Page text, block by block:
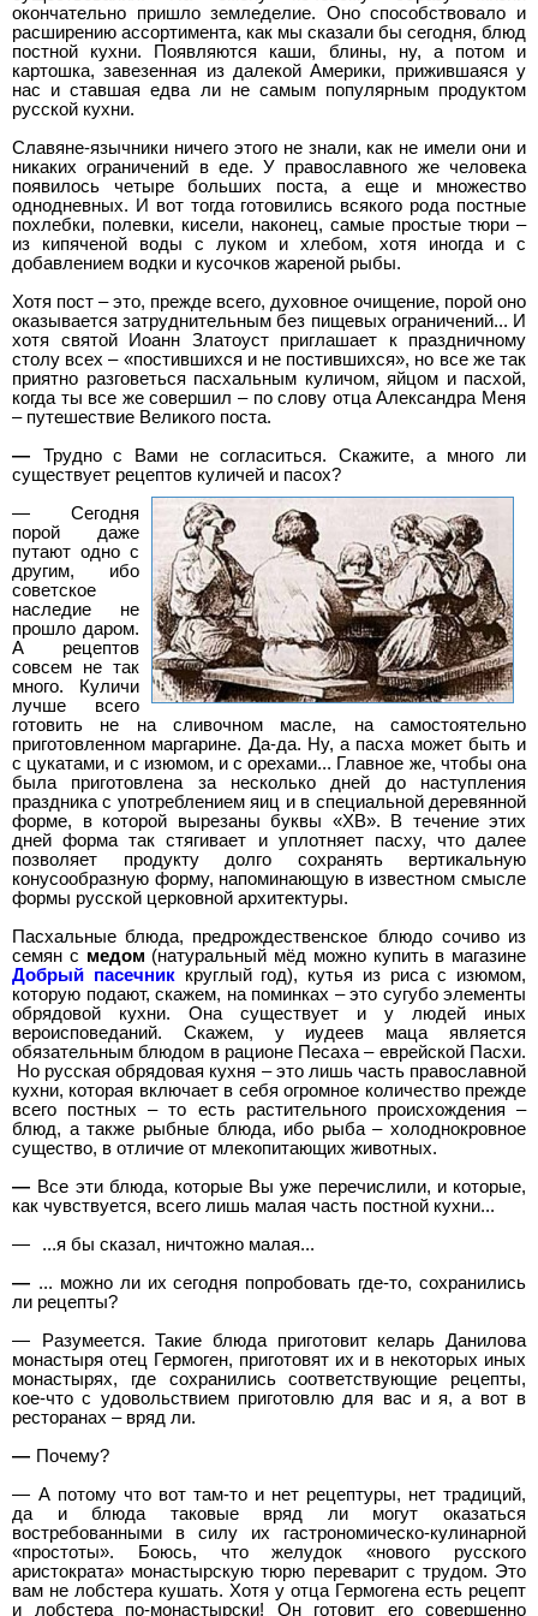
окончательно пришло земледелие. Оно способствовало и
расширению ассортимента, как мы сказали бы сегодня, блюд
постной кухни. Появляются каши, блины, ну, а потом и
картошка, завезенная из далекой Америки, прижившаяся у
нас и ставшая едва ли не самым популярным продуктом
русской кухни.
Славяне-язычники ничего этого не знали, как не имели они и
никаких ограничений в еде. У православного же человека
появилось четыре больших поста, а еще и множество
однодневных. И вот тогда готовились всякого рода постные
похлебки, полевки, кисели, наконец, самые простые тюри –
из кипяченой воды с луком и хлебом, хотя иногда и с
добавлением водки и кусочков жареной рыбы.
Хотя пост – это, прежде всего, духовное очищение, порой оно
оказывается затруднительным без пищевых ограничений... И
хотя святой Иоанн Златоуст приглашает к праздничному
столу всех – «постившихся и не постившихся», но все же так
приятно разговеться пасхальным куличом, яйцом и пасхой,
когда ты все же совершил – по слову отца Александра Меня
– путешествие Великого поста.
— Трудно с Вами не согласиться. Скажите, а много ли
существует рецептов куличей и пасох?
— Сегодня
порой даже
путают одно с
другим, ибо
советское
наследие не
прошло даром.
А рецептов
совсем не так
много. Куличи
лучше всего
готовить не на сливочном масле, на самостоятельно
приготовленном маргарине. Да-да. Ну, а пасха может быть и
с цукатами, и с изюмом, и с орехами... Главное же, чтобы она
была приготовлена за несколько дней до наступления
праздника с употреблением яиц и в специальной деревянной
форме, в которой вырезаны буквы «ХВ». В течение этих
дней форма так стягивает и уплотняет пасху, что далее
позволяет продукту долго сохранять вертикальную
конусообразную форму, напоминающую в известном смысле
формы русской церковной архитектуры.
Пасхальные блюда, предрождественское блюдо сочиво из
семян с медом (натуральный мёд можно купить в магазине
Добрый пасечниккруглый год), кутья из риса с изюмом,
которую подают, скажем, на поминках – это сугубо элементы
обрядовой кухни. Она существует и у людей иных
вероисповеданий. Скажем, у иудеев маца является
обязательным блюдом в рационе Песаха – еврейской Пасхи.
Но русская обрядовая кухня – это лишь часть православной
кухни, которая включает в себя огромное количество прежде
всего постных – то есть растительного происхождения –
блюд, а также рыбные блюда, ибо рыба – холоднокровное
существо, в отличие от млекопитающих животных.
— Все эти блюда, которые Вы уже перечислили, и которые,
как чувствуется, всего лишь малая часть постной кухни...
— ...я бы сказал, ничтожно малая...
— ... можно ли их сегодня попробовать где-то, сохранились
ли рецепты?
—
Разумеется. Такие блюда приготовит келарь Данилова
монастыря отец Гермоген, приготовят их и в некоторых иных
монастырях, где сохранились соответствующие рецепты,
кое-что с удовольствием приготовлю для вас и я, а вот в
ресторанах – вряд ли.
— Почему?
—А потому что вот там-то и нет рецептуры, нет традиций,
да и блюда таковые вряд ли могут оказаться
востребованными в силу их гастрономическо-кулинарной
«простоты». Боюсь, что желудок «нового русского
аристократа» монастырскую тюрю переварит с трудом. Это
вам не лобстера кушать. Хотя у отца Гермогена есть рецепт
и лобстера по-монастырски! Он готовит его совершенно